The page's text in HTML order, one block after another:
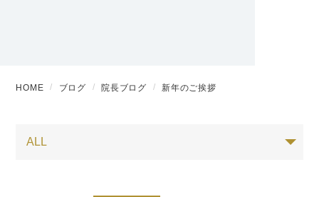
HOME ブログ 院長ブログ 新年のご挨拶